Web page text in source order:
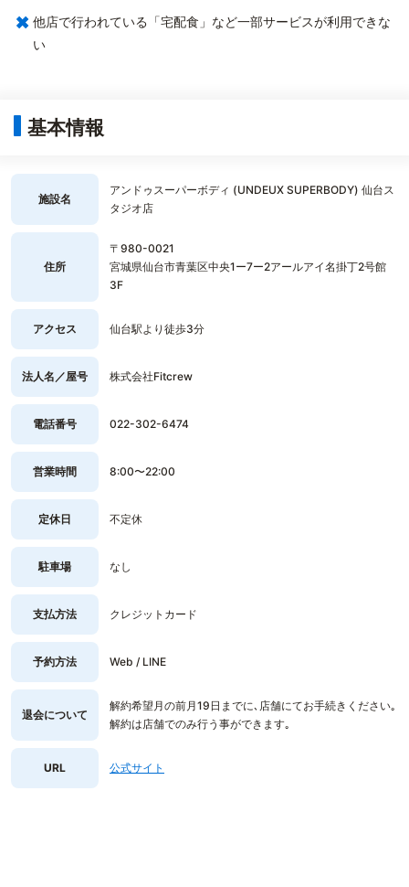
× 他店で行われている「宅配食」など一部サービスが利用できな
い
基本情報
施設名
アンドゥスーパーボディ (UNDEUX SUPERBODY) 仙台ス
タジオ店
住所
〒980-0021
宮城県仙台市青葉区中央1ー7ー2アールアイ名掛丁2号館
3F
アクセス 仙台駅より徒歩3分
法人名／屋号 株式会社Fitcrew
電話番号 022-302-6474
営業時間 8:00〜22:00
定休日 不定休
駐車場 なし
支払方法 クレジットカード
予約方法 Web / LINE
退会について
解約希望月の前月19日までに､店舗にてお手続きください｡
解約は店舗でのみ行う事ができます｡
URL 公式サイト